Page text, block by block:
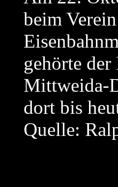
beim
gehörte
Mittweida-
dort bis
Quelle: